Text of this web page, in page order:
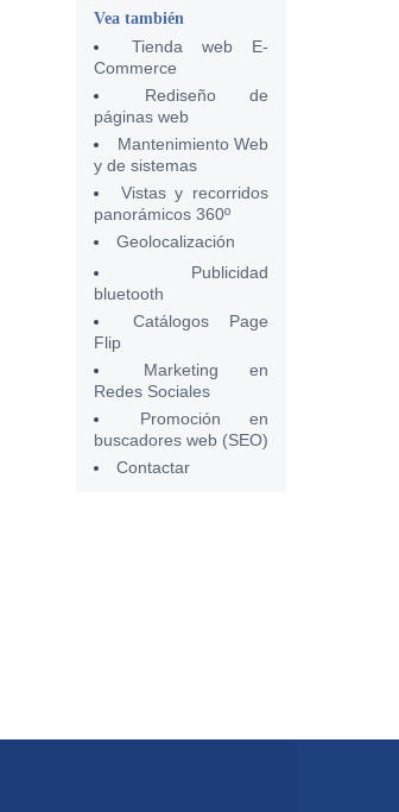
Vea también
Tienda web E-
Commerce
Rediseño de
páginas web
Mantenimiento Web
y de sistemas
Vistas y recorridos
panorámicos 360º
Geolocalización
Publicidad
bluetooth
Catálogos Page
Flip
Marketing en
Redes Sociales
Promoción en
buscadores web (SEO)
Contactar